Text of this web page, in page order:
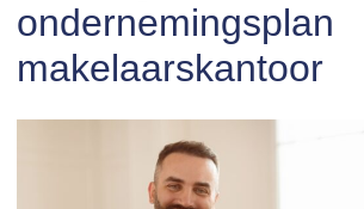
ondernemingsplan
makelaarskantoor